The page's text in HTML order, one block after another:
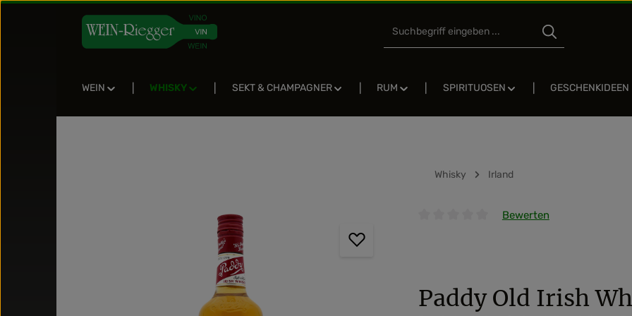
Zum Hauptinhalt springen
Zur Suche springen
Zur Hauptnavigation springen
WEIN WHISKY SEKT & CHAMPAGNER RUM SPIRITUOSEN GESCHENKIDEEN
Whisky Irland
Bewerten
Paddy Old Irish